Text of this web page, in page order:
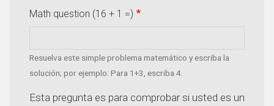
Math question (16 + 1 =)
Resuelva este simple problema matemático y escriba la
solución; por ejemplo: Para 1+3, escriba 4.
Esta pregunta es para comprobar si usted es un